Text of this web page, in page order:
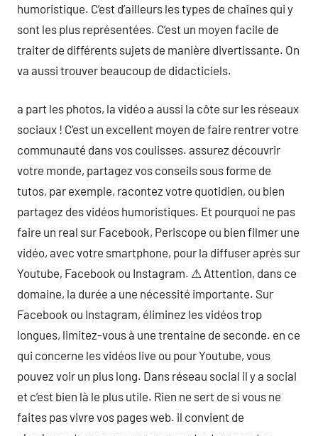
humoristique. C’est d’ailleurs les types de chaînes qui y
sont les plus représentées. C’est un moyen facile de
traiter de différents sujets de manière divertissante. On
va aussi trouver beaucoup de didacticiels.
a part les photos, la vidéo a aussi la côte sur les réseaux
sociaux ! C’est un excellent moyen de faire rentrer votre
communauté dans vos coulisses. assurez découvrir
votre monde, partagez vos conseils sous forme de
tutos, par exemple, racontez votre quotidien, ou bien
partagez des vidéos humoristiques. Et pourquoi ne pas
faire un real sur Facebook, Periscope ou bien filmer une
vidéo, avec votre smartphone, pour la diffuser après sur
Youtube, Facebook ou Instagram. ⚠ Attention, dans ce
domaine, la durée a une nécessité importante. Sur
Facebook ou Instagram, éliminez les vidéos trop
longues, limitez-vous à une trentaine de seconde. en ce
qui concerne les vidéos live ou pour Youtube, vous
pouvez voir un plus long. Dans réseau social il y a social
et c’est bien là le plus utile. Rien ne sert de si vous ne
faites pas vivre vos pages web. il convient de